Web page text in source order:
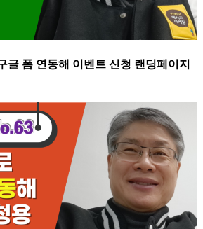
글 폼 연동해 이벤트 신청 랜딩페이지